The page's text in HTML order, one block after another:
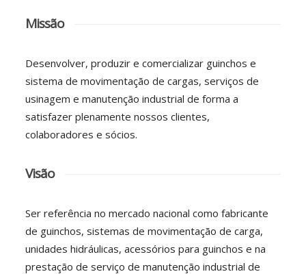
Missão
Desenvolver, produzir e comercializar guinchos e
sistema de movimentação de cargas, serviços de
usinagem e manutenção industrial de forma a
satisfazer plenamente nossos clientes,
colaboradores e sócios.
Visão
Ser referência no mercado nacional como fabricante
de guinchos, sistemas de movimentação de carga,
unidades hidráulicas, acessórios para guinchos e na
prestação de serviço de manutenção industrial de